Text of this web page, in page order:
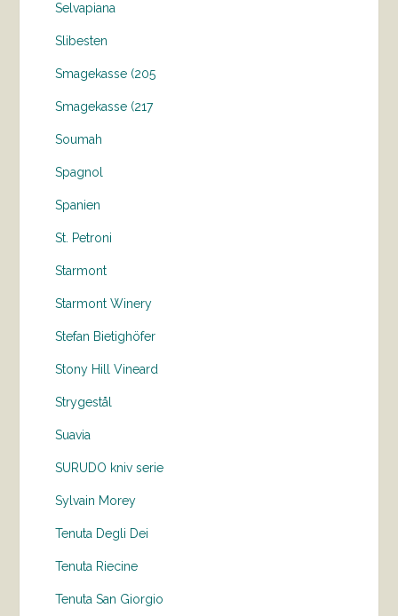
Selvapiana
Slibesten
Smagekasse (205
Smagekasse (217
Soumah
Spagnol
Spanien
St. Petroni
Starmont
Starmont Winery
Stefan Bietighöfer
Stony Hill Vineard
Strygestål
Suavia
SURUDO kniv serie
Sylvain Morey
Tenuta Degli Dei
Tenuta Riecine
Tenuta San Giorgio